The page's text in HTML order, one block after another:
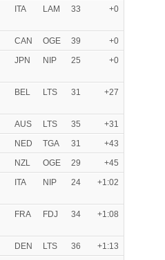
ITA LAM 33 +0
CAN OGE 39
+0
JPN NIP 25 +0
BEL LTS 31 +27
AUS LTS 35
+31
NED TGA 31
+43
NZL OGE 29
+45
ITA NIP 24 +1:02
FRA FDJ 34 +1:08
DEN LTS 36
+1:13